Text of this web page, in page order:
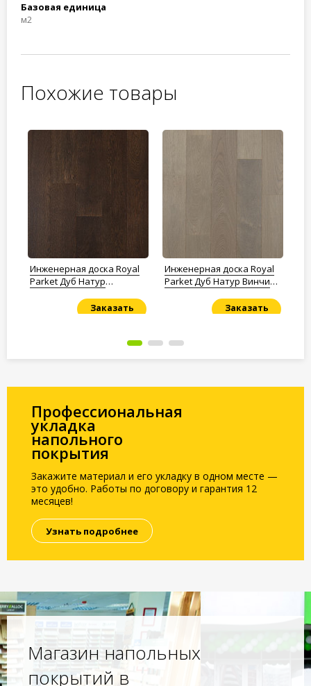
Базовая единица
м2
Похожие товары
Инженерная доска Royal
Parket Дуб Натур
Заказать
Инженерная доска Royal
Parket Дуб Натур Винчи
Заказать
Профессиональная
укладка
напольного
покрытия
Закажите материал и его укладку в одном месте —
это удобно. Работы по договору и гарантия 12
месяцев!
Узнать подробнее
Магазин напольных
покрытий в